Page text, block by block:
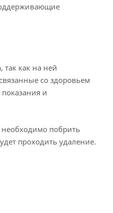
так как на ней
со здоровьем
и
побрить
проходить удаление.